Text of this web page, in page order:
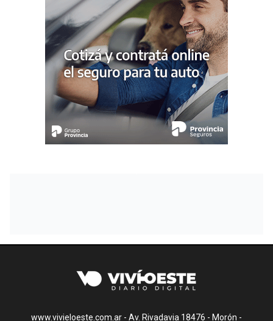
www.vivieloeste.com.ar - Av. Rivadavia 18476 - Morón -